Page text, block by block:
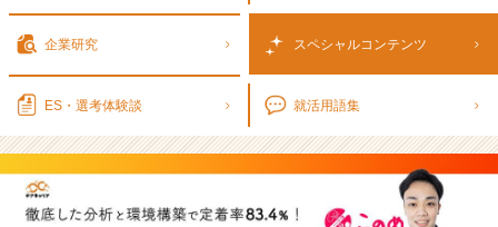
構
着
8
企業研究 スペシャルコンテンツ
ES・選考体験談 就活用語集